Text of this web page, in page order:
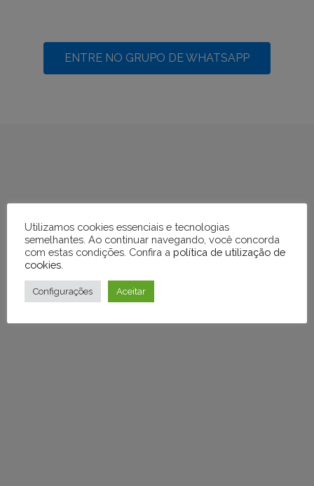
ENTRE NO GRUPO DE WHATSAPP
Utilizamos cookies essenciais e tecnologias
semelhantes. Ao continuar navegando, você concorda
com estas condições. Confira a política de utilização de
cookies
Configurações Aceitar